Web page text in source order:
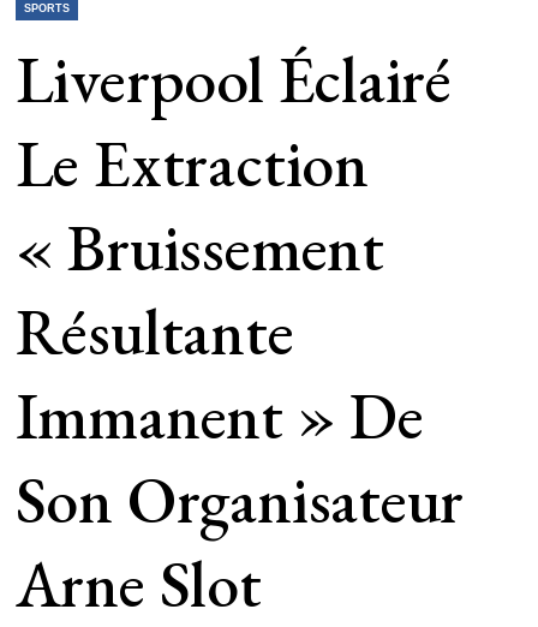
SPORTS
Liverpool Éclairé
Le Extraction
« Bruissement
Résultante
Immanent » De
Son Organisateur
Arne Slot